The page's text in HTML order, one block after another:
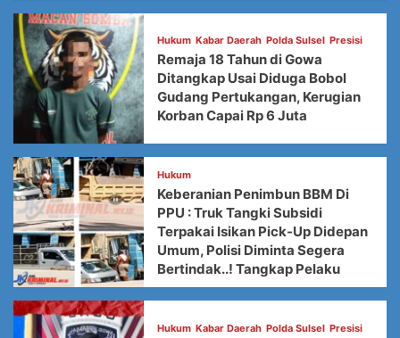
Hukum Kabar Daerah Polda Sulsel Presisi
Remaja 18 Tahun di Gowa
Ditangkap Usai Diduga Bobol
Gudang Pertukangan, Kerugian
Korban Capai Rp 6 Juta
Hukum
Keberanian Penimbun BBM Di
PPU : Truk Tangki Subsidi
Terpakai Isikan Pick-Up Didepan
Umum, Polisi Diminta Segera
Bertindak..! Tangkap Pelaku
Hukum Kabar Daerah Polda Sulsel Presisi